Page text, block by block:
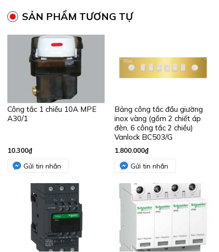
SẢN PHẨM TƯƠNG TỰ
Công tắc 1 chiều 10A MPE
A30/1
10.300₫
Gửi tin nhắn
Bảng công tắc đầu giường
inox vàng (gồm 2 chiết áp
đèn, 6 công tắc 2 chiều)
Vanlock BC503/G
1.800.000₫
Gửi tin nhắn